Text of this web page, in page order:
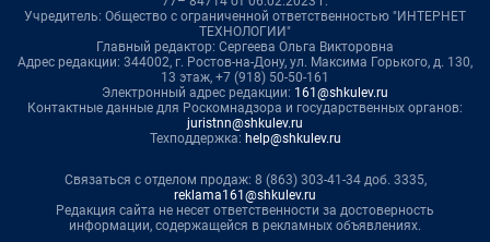
Учредитель: Общество с ограниченной ответственностью "ИНТЕРНЕТ
ТЕХНОЛОГИИ"
Главный редактор: Сергеева Ольга Викторовна
Адрес редакции: 344002, г. Ростов-на-Дону, ул. Максима Горького, д. 130,
13 этаж, +7 (918) 50-50-161
Электронный адрес редакции: 161@shkulev.ru
Контактные данные для Роскомнадзора и государственных органов:
juristnn@shkulev.ru
Техподдержка: help@shkulev.ru
Связаться с отделом продаж: 8 (863) 303-41-34 доб. 3335,
reklama161@shkulev.ru
Редакция сайта не несет ответственности за достоверность
информации, содержащейся в рекламных объявлениях.